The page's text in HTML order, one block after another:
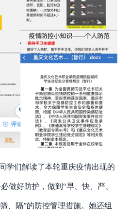
学们解读了本轮重庆疫情出现的
做好防护，做到“早、快、严、
、隔”的防控管理措施。她还组